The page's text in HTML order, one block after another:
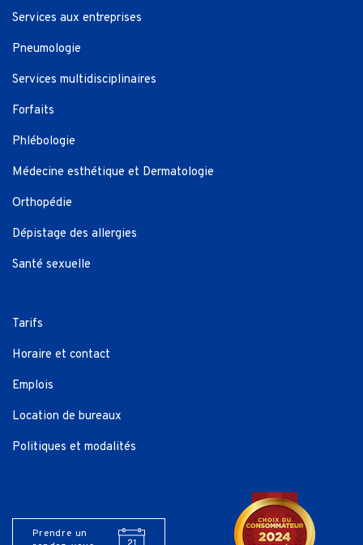
Services aux entreprises
Pneumologie
Services multidisciplinaires
Forfaits
Phlébologie
Médecine esthétique et Dermatologie
Orthopédie
Dépistage des allergies
Santé sexuelle
Tarifs
Horaire et contact
Emplois
Location de bureaux
Politiques et modalités
Prendre un